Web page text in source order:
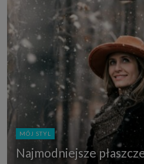
MÓJ STYL
Najmodniejsze